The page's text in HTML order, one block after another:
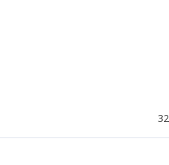
32